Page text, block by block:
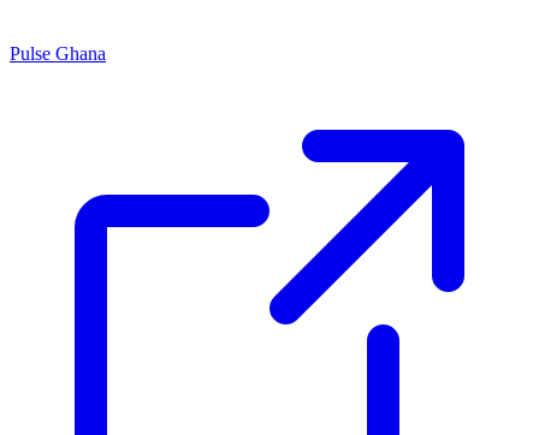
Pulse Ghana